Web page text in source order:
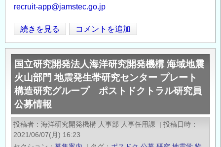
セ
タ
ー
プ
レ
ー
ト
構
造
研
recruit-app@jamstec.go.jp
国
立
研
究
開
発
法
人
海
続きを見る コメントを追加
国立研究開発法人海洋研究開発機構 海域地震
火山部門 地震発生帯研究センター プレート
構造研究グループ ポストドクトラル研究員
公募情報
投稿者 海洋研究開発機構 人事部 人事任用課 | 投稿日時
2021/06/07(月) 16:23